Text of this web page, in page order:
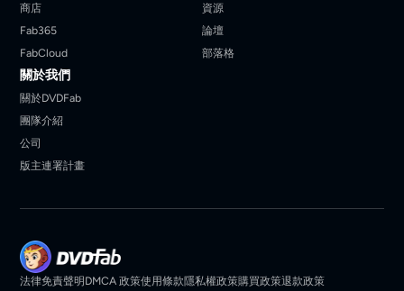
商店
Fab365
FabCloud
資源
論壇
部落格
關於我們
關於DVDFab
團隊介紹
公司
版主連署計畫
法律免責聲明DMCA 政策使用條款隱私權政策購買政策退款政策